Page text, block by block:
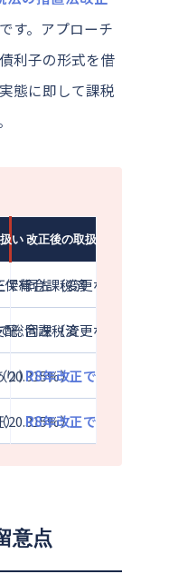
す。アプローチ
利子の形式を借
態に即して課税
い 改正後の取扱い
保有
で総合課税済
同左（変更なし）
配総合課税済
同左（変更なし）
り）
20.315%）
R8年改正で総合課税
）
20.315%）
R8年改正で総合課税
意点